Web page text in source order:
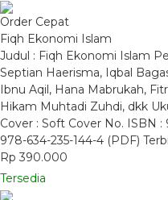
Order Cepat
Fiqh Ekonomi Islam
Judul : Fiqh Ekonomi Islam
Septian Haerisma, Iqbal
Ibnu Aqil, Hana Mabrukah,
Hikam Muhtadi Zuhdi, dkk
Cover : Soft Cover No. ISBN :
978-634-235-144-4 (PDF)
Rp 390.000
Tersedia